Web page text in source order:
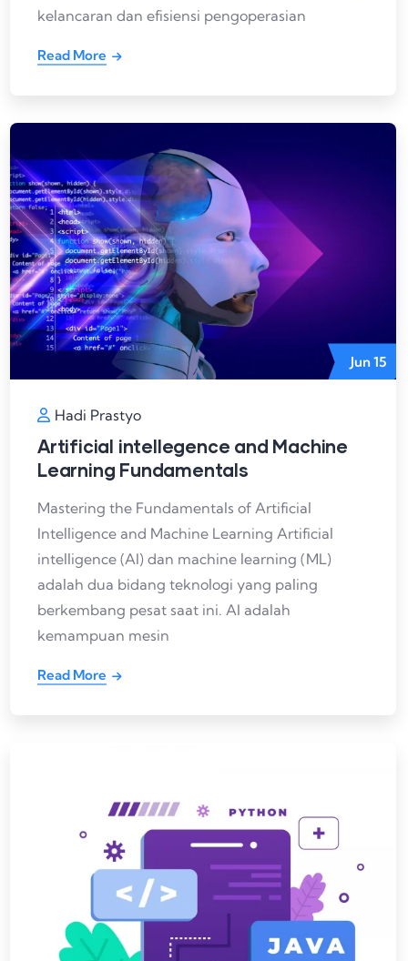
kelancaran dan efisiensi pengoperasian
Read More
Jun15
Hadi Prastyo
Artificial intellegence and Machine
Learning Fundamentals
Mastering the Fundamentals of Artificial
Intelligence and Machine Learning Artificial
intelligence (AI) dan machine learning (ML)
adalah dua bidang teknologi yang paling
berkembang pesat saat ini. AI adalah
kemampuan mesin
Read More